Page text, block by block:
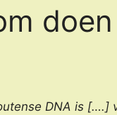
DNA is [….]